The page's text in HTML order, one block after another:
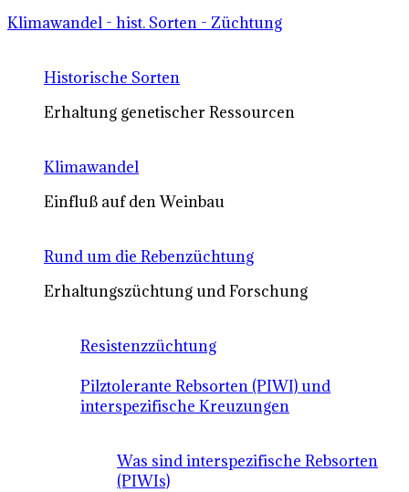
Klimawandel - hist. Sorten - Züchtung
Historische Sorten
Erhaltung genetischer Ressourcen
Klimawandel
Einfluß auf den Weinbau
Rund um die Rebenzüchtung
Erhaltungszüchtung und Forschung
Resistenzzüchtung
Pilztolerante Rebsorten (PIWI) und
interspezifische Kreuzungen
Was sind interspezifische Rebsorten
(PIWIs)